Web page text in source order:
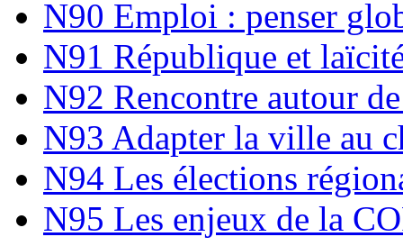
N90 Emploi : penser
N91 République et
N92 Rencontre autour
N93 Adapter la ville au
N94 Les élections
N95 Les enjeux de la